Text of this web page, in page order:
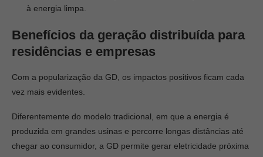
à energia limpa.
Benefícios da geração distribuída para
residências e empresas
Com a popularização da GD, os impactos positivos ficam cada
vez mais evidentes.
Diferentemente do modelo tradicional, em que a energia é
produzida em grandes usinas e percorre longas distâncias até
chegar ao consumidor, a GD permite gerar eletricidade próxima